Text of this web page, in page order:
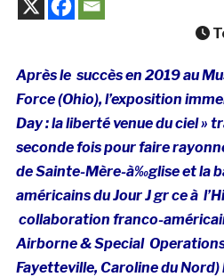
Après lesuccès en 2019 au
Force (Ohio), l’exposition
Day : la liberté venue du ciel »
seconde fois pour faire
de Sainte-Mère-à‰glise et la
américains du Jour J gr ce à
collaboration franco-
Airborne & Special
Fayetteville, Caroline du